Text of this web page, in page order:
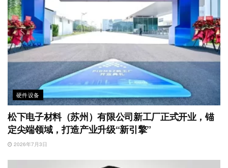
硬件设备
松下电子材料（苏州）有限公司新工厂正式开业，锚
定尖端领域，打造产业升级“新引擎”
2026年7月3日